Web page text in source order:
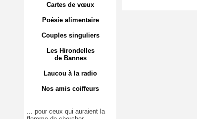
Cartes de vœux
Poésie alimentaire
Couples singuliers
Les Hirondelles
de Bannes
Laucou à la radio
Nos amis coiffeurs
... pour ceux qui auraient la